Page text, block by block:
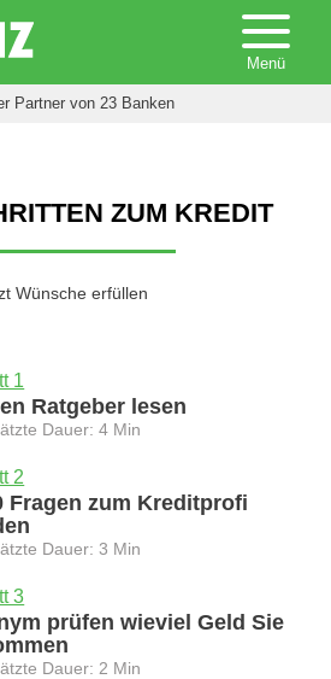
Partner von 23 Banken
ZUM KREDIT
Wünsche erfüllen
1
Ratgeber lesen
Dauer: 4 Min
2
Fragen zum Kreditprofi
Dauer: 3 Min
3
prüfen wieviel Geld Sie
Dauer: 2 Min